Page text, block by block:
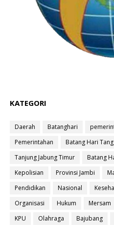
KATEGORI
Daerah Batanghari
Pemerintahan
Batang Hari
Tanjung Jabung Timur
Batang
Kepolisian
Provinsi Jambi
Pendidikan
Nasional
Organisasi
Hukum Mersam
KPU
Olahraga Bajubang